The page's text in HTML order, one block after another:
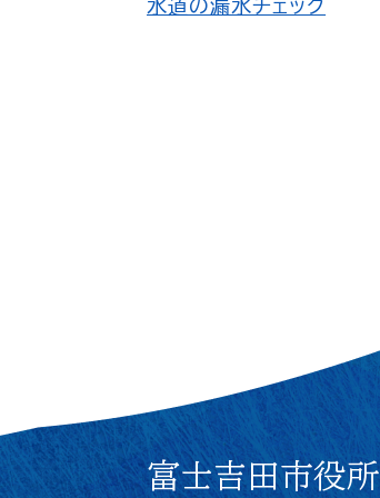
水道の漏水チェック
富士吉田市役所